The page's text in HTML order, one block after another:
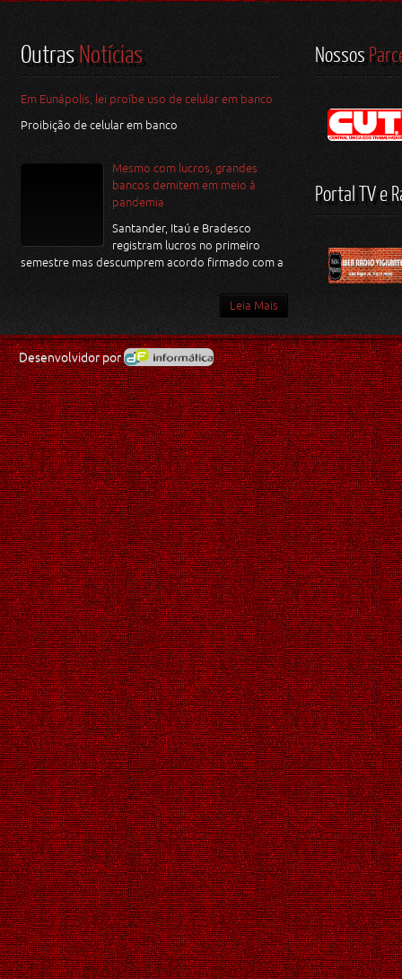
OutrasNotícias
Em Eunápolis, lei proíbe uso de celular em banco
Proibição de celular em banco
Mesmo com lucros, grandes
bancos demitem em meio à
pandemia
Santander, Itaú e Bradesco
registram lucros no primeiro
semestre mas descumprem acordo firmado com a
Leia Mais
Nossos
Portal TV e
Desenvolvidor por